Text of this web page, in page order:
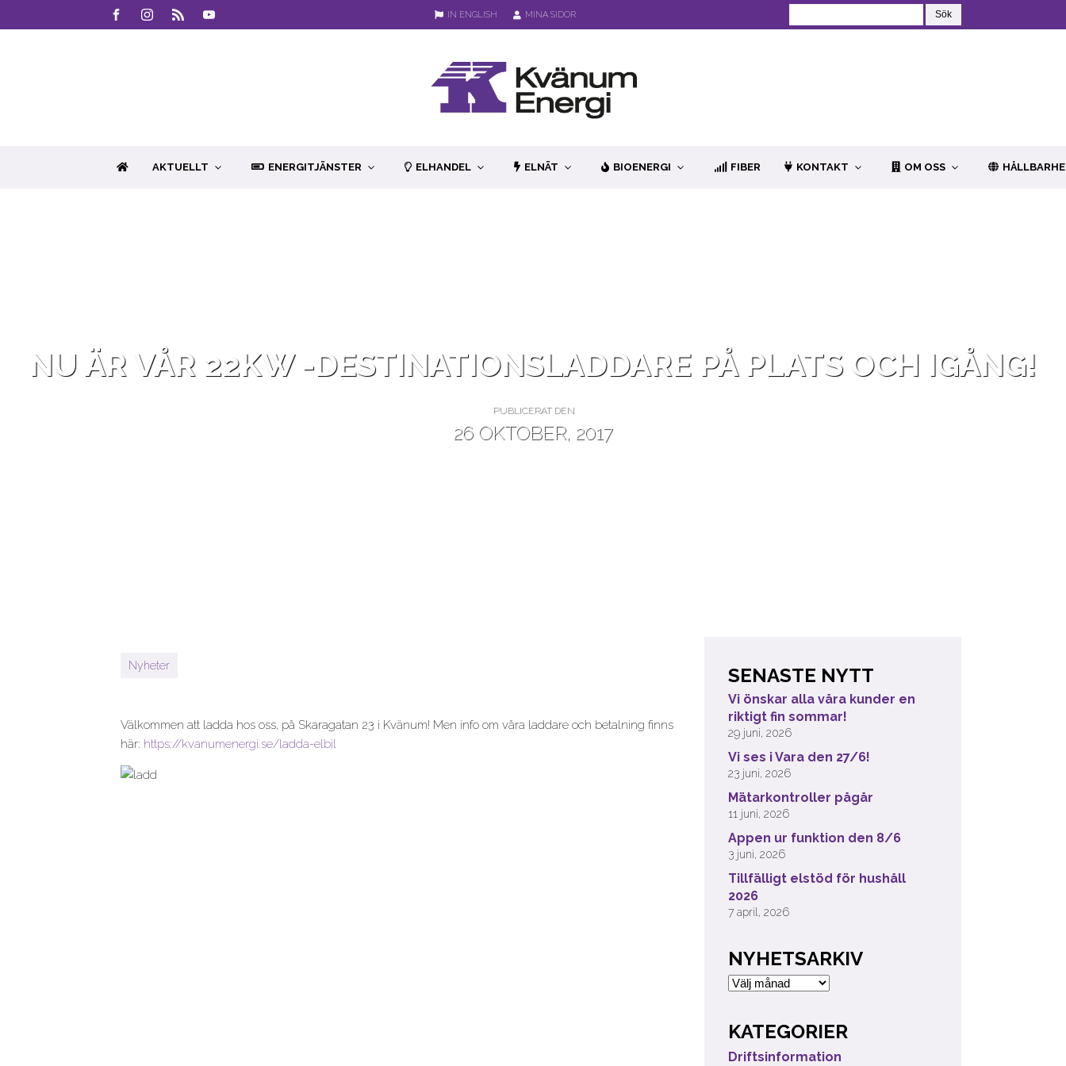
IN ENGLISH MINA SIDOR
AKTUELLT ENERGITJÄNSTER ELHANDEL ELNÄT BIOENERGI FIBER KONTAKT OM OSS
NU ÄR VÅR 22KW -DESTINATIONSLADDARE PÅ PLATS OCH IGÅNG!
PUBLICERAT DEN
26 OKTOBER, 2017
Nyheter
Välkommen att ladda hos oss, på Skaragatan 23 i Kvänum! Men info om våra laddare och betalning finns
här: https://kvanumenergi.se/ladda-elbil
SENASTE NYTT
Vi önskar alla våra kunder en
riktigt fin sommar!
29 juni, 2026
Vi ses i Vara den 27/6!
23 juni, 2026
Mätarkontroller pågår
11 juni, 2026
Appen ur funktion den 8/6
3 juni, 2026
Tillfälligt elstöd för hushåll
2026
7 april, 2026
NYHETSARKIV
Nyhetsarkiv
KATEGORIER
Driftsinformation